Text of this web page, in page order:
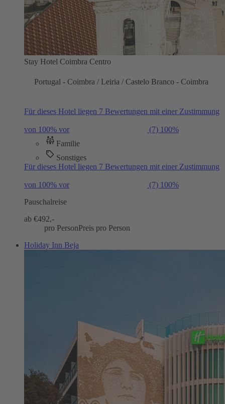
Stay Hotel Coimbra Centro
Portugal - Coimbra / Leiria / Castelo Branco - Coimbra
Für dieses Hotel liegen 7 Bewertungen mit einer Zustimmung
von 100% vor (7) 100%
Familie
Sonstiges
Für dieses Hotel liegen 7 Bewertungen mit einer Zustimmung
von 100% vor (7) 100%
Pauschalreise
ab €492,-
pro PersonPreis pro Person
Holiday Inn Beja